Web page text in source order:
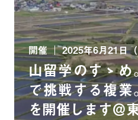
開催 2025年6月21日
山留学のすゝ
で挑戦する複
を開催します＠